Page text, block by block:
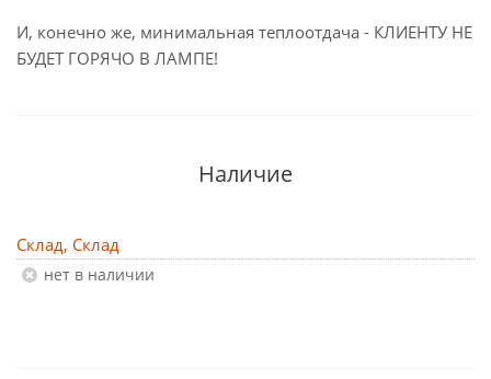
И, конечно же, минимальная теплоотдача - КЛИЕНТУ НЕ
БУДЕТ ГОРЯЧО В ЛАМПЕ!
Наличие
Склад, Склад
Нет в наличии